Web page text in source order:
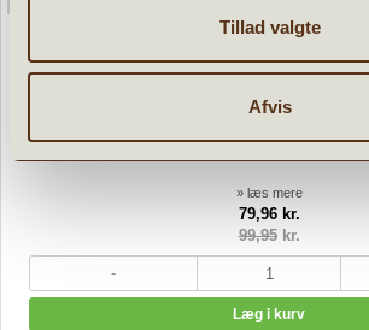
Tillad valgte
Afvis
» læs mere
79,96 kr.
99,95kr.